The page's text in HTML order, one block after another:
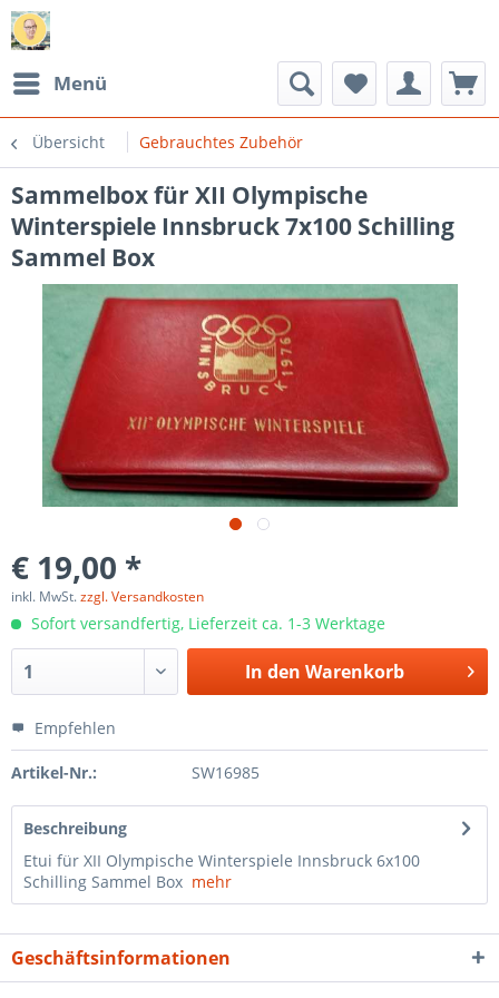
Menü
Übersicht Gebrauchtes Zubehör
Sammelbox für XII Olympische
Winterspiele Innsbruck 7x100 Schilling
Sammel Box
€ 19,00 *
inkl. MwSt.zzgl. Versandkosten
Sofort versandfertig, Lieferzeit ca. 1-3 Werktage
In den Warenkorb
Empfehlen
Artikel-Nr.: SW16985
Beschreibung
Etui für XII Olympische Winterspiele Innsbruck 6x100
Schilling Sammel Box mehr
Geschäftsinformationen